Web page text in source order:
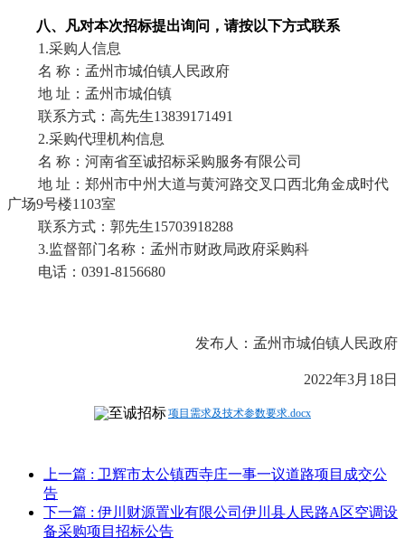
八、凡对本次招标提出询问，请按以下方式联系
1.采购人信息
名 称： 孟州市城伯镇人民政府
地 址：孟州市城伯镇
联系方式： 高先生13839171491
2.采购代理机构信息
名 称：河南省至诚招标采购服务有限公司
地 址：郑州市中州大道与黄河路交叉口西北角金成时代
广场9号楼1103室
联系方式：郭先生15703918288
3.监督部门名称：孟州市财政局政府采购科
电话： 0391-8156680
发布人： 孟州市城伯镇人民政府
2022年3月 18日
项目需求及技术参数要求.docx
上一篇 : 卫辉市太公镇西寺庄一事一议道路项目成交公
告
下一篇 : 伊川财源置业有限公司伊川县人民路A区空调设
备采购项目招标公告